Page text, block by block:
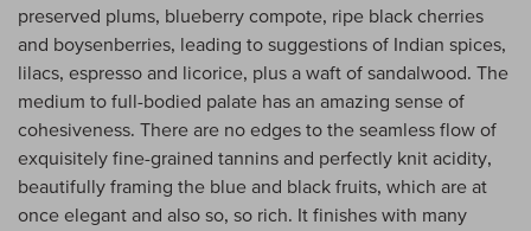
preserved plums, blueberry compote, ripe black cherries
and boysenberries, leading to suggestions of Indian spices,
lilacs, espresso and licorice, plus a waft of sandalwood. The
medium to full-bodied palate has an amazing sense of
cohesiveness. There are no edges to the seamless flow of
exquisitely fine-grained tannins and perfectly knit acidity,
beautifully framing the blue and black fruits, which are at
once elegant and also so, so rich. It finishes with many